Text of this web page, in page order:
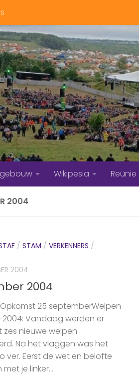
Wikipesia Reünie
2004
/ STAM / VERKENNERS /
2004
2004
25 septemberWelpen
Vandaag werden er
zes nieuwe welpen
Na het vlaggen was het
ver. Eerst de wet en belofte
je linker...